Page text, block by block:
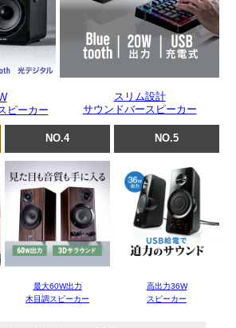
ピーカー
スリム設計
サウンドバースピーカー
NO.4 NO.5
最大60W出力
木目調スピーカー
高出力36W
スピーカー